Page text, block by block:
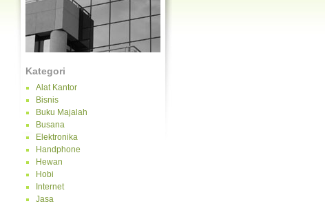
Kategori
Alat Kantor
Bisnis
Buku Majalah
Busana
Elektronika
Handphone
Hewan
Hobi
Internet
Jasa